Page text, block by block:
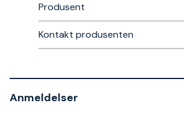
Produsent
Kontakt produsenten
Anmeldelser